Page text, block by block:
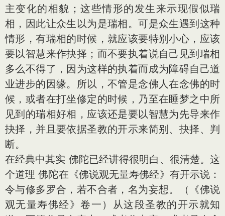
主变化的相貌；这些情形的发生来示现假似瑞
相，因此让众生以为是瑞相。可是众生遇到这种
情形，有瑞相的时候，就应该要特别小心，应该
要以智慧来作抉择；而不要执着说自己见到瑞相
多么不得了，因为这样的执着而成为障碍自己道
业进步的因缘。所以，不管是念佛人在念佛的时
候，或者在打坐修定的时候，乃至在睡梦之中所
见到的瑞相好相，应该还是要以智慧为先导来作
抉择，并且要依据圣教的开示来简别、抉择、判
断。
在经典中其实 佛陀已经讲得很明白、很清楚。这
个道理 佛陀在《佛说观无量寿佛经》有开示说：
令与修多罗合，若不合者，名为妄想。（《佛说
观无量寿佛经》卷一）从这段圣教的开示就知